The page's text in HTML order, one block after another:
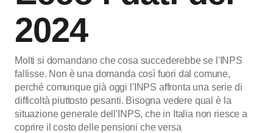
2024
Molti si domandano che cosa succederebbe se l'INPS
fallisse. Non è una domanda così fuori dal comune,
perché comunque già oggi l'INPS affronta una serie di
difficoltà piuttosto pesanti. Bisogna vedere qual è la
situazione generale dell'INPS, che in Italia non riesce a
coprire il costo delle pensioni che versa